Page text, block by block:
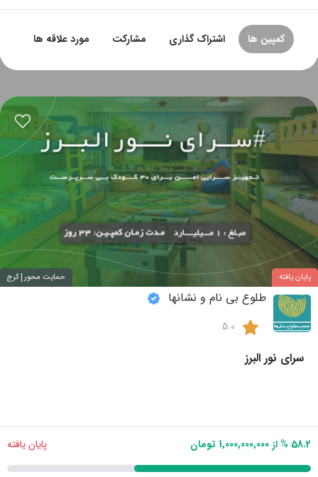
کمپین ها اشتراک گذاری مشارکت مورد علاقه ها
پایان یافته حمایت محور کرج
طلوع بی نام و نشانها
5.0
سرای نور البرز
58.2 % از 1,000,000,000 تومان پایان یافته